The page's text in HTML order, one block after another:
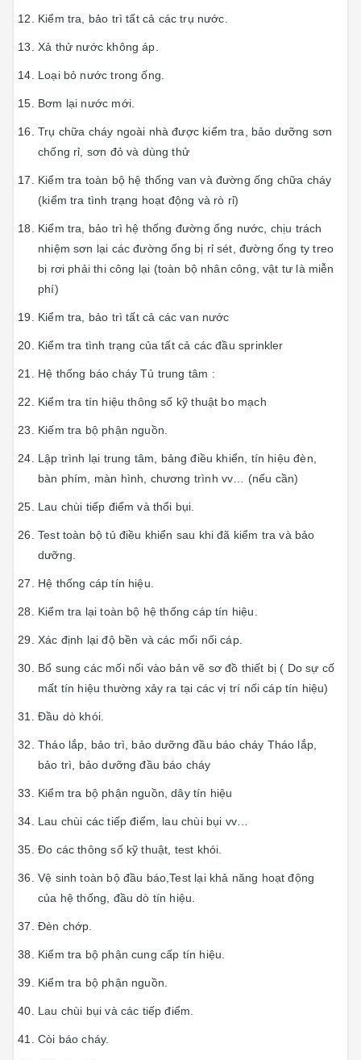
Kiểm tra, bảo trì tất cả các trụ nước.
Xả thử nước không áp.
Loại bỏ nước trong ống.
Bơm lại nước mới.
Trụ chữa cháy ngoài nhà được kiểm tra, bảo dưỡng sơn
chống rỉ, sơn đỏ và dùng thử
Kiểm tra toàn bộ hệ thống van và đường ống chữa cháy
(kiểm tra tình trạng hoạt động và rò rỉ)
Kiểm tra, bảo trì hệ thống đường ống nước, chịu trách
nhiệm sơn lại các đường ống bị rỉ sét, đường ống ty treo
bị rơi phải thi công lại (toàn bộ nhân công, vật tư là miễn
phí)
Kiểm tra, bảo trì tất cả các van nước
Kiểm tra tình trạng của tất cả các đầu sprinkler
Hệ thống báo cháy Tủ trung tâm :
Kiểm tra tín hiệu thông số kỹ thuật bo mạch
Kiếm tra bộ phận nguồn.
Lập trình lại trung tâm, bảng điều khiển, tín hiệu đèn,
bàn phím, màn hình, chương trình vv… (nếu cần)
Lau chùi tiếp điểm và thổi bụi.
Test toàn bộ tủ điều khiển sau khi đã kiểm tra và bảo
dưỡng.
Hệ thống cáp tín hiệu.
Kiểm tra lại toàn bộ hệ thống cáp tín hiệu.
Xác định lại độ bền và các mối nối cáp.
Bổ sung các mối nối vào bản vẽ sơ đồ thiết bị ( Do sự cố
mất tín hiệu thường xảy ra tại các vị trí nối cáp tín hiệu)
Đầu dò khói.
Tháo lắp, bảo trì, bảo dưỡng đầu báo cháy Tháo lắp,
bảo trì, bảo dưỡng đầu báo cháy
Kiểm tra bộ phận nguồn, dây tín hiệu
Lau chùi các tiếp điểm, lau chùi bụi vv…
Đo các thông số kỹ thuật, test khói.
Vệ sinh toàn bộ đầu báo,Test lại khả năng hoạt động
của hệ thống, đầu dò tín hiệu.
Đèn chớp.
Kiểm tra bộ phận cung cấp tín hiệu.
Kiểm tra bộ phận nguồn.
Lau chùi bụi và các tiếp điểm.
Còi báo cháy.